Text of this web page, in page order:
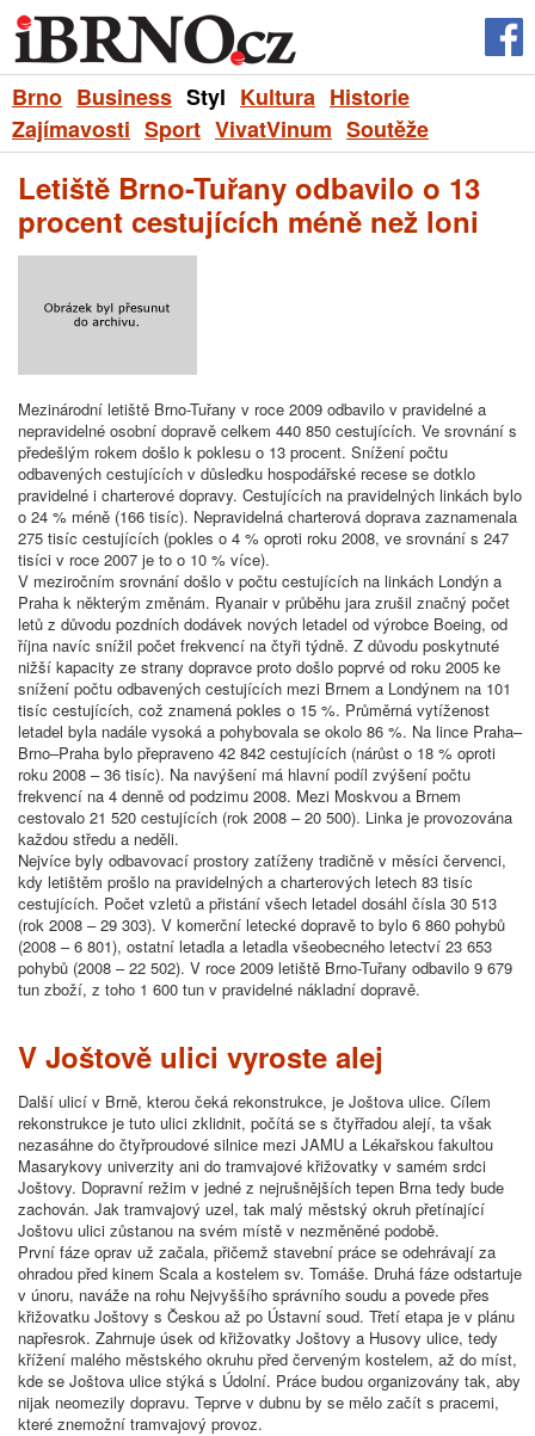
Brno Business Styl Kultura Historie
Zajímavosti Sport VivatVinum Soutěže
Letiště Brno-Tuřany odbavilo o 13
procent cestujících méně než loni
Mezinárodní letiště Brno-Tuřany v roce 2009 odbavilo v pravidelné a
nepravidelné osobní dopravě celkem 440 850 cestujících. Ve srovnání s
předešlým rokem došlo k poklesu o 13 procent. Snížení počtu
odbavených cestujících v důsledku hospodářské recese se dotklo
pravidelné i charterové dopravy. Cestujících na pravidelných linkách bylo
o 24 % méně (166 tisíc). Nepravidelná charterová doprava zaznamenala
275 tisíc cestujících (pokles o 4 % oproti roku 2008, ve srovnání s 247
tisíci v roce 2007 je to o 10 % více).
V meziročním srovnání došlo v počtu cestujících na linkách Londýn a
Praha k některým změnám. Ryanair v průběhu jara zrušil značný počet
letů z důvodu pozdních dodávek nových letadel od výrobce Boeing, od
října navíc snížil počet frekvencí na čtyři týdně. Z důvodu poskytnuté
nižší kapacity ze strany dopravce proto došlo poprvé od roku 2005 ke
snížení počtu odbavených cestujících mezi Brnem a Londýnem na 101
tisíc cestujících, což znamená pokles o 15 %. Průměrná vytíženost
letadel byla nadále vysoká a pohybovala se okolo 86 %. Na lince Praha–
Brno–Praha bylo přepraveno 42 842 cestujících (nárůst o 18 % oproti
roku 2008 – 36 tisíc). Na navýšení má hlavní podíl zvýšení počtu
frekvencí na 4 denně od podzimu 2008. Mezi Moskvou a Brnem
cestovalo 21 520 cestujících (rok 2008 – 20 500). Linka je provozována
každou středu a neděli.
Nejvíce byly odbavovací prostory zatíženy tradičně v měsíci červenci,
kdy letištěm prošlo na pravidelných a charterových letech 83 tisíc
cestujících. Počet vzletů a přistání všech letadel dosáhl čísla 30 513
(rok 2008 – 29 303). V komerční letecké dopravě to bylo 6 860 pohybů
(2008 – 6 801), ostatní letadla a letadla všeobecného letectví 23 653
pohybů (2008 – 22 502). V roce 2009 letiště Brno-Tuřany odbavilo 9 679
tun zboží, z toho 1 600 tun v pravidelné nákladní dopravě.
V Joštově ulici vyroste alej
Další ulicí v Brně, kterou čeká rekonstrukce, je Joštova ulice. Cílem
rekonstrukce je tuto ulici zklidnit, počítá se s čtyřřadou alejí, ta však
nezasáhne do čtyřproudové silnice mezi JAMU a Lékařskou fakultou
Masarykovy univerzity ani do tramvajové křižovatky v samém srdci
Joštovy. Dopravní režim v jedné z nejrušnějších tepen Brna tedy bude
zachován. Jak tramvajový uzel, tak malý městský okruh přetínající
Joštovu ulici zůstanou na svém místě v nezměněné podobě.
První fáze oprav už začala, přičemž stavební práce se odehrávají za
ohradou před kinem Scala a kostelem sv. Tomáše. Druhá fáze odstartuje
v únoru, naváže na rohu Nejvyššího správního soudu a povede přes
křižovatku Joštovy s Českou až po Ústavní soud. Třetí etapa je v plánu
napřesrok. Zahrnuje úsek od křižovatky Joštovy a Husovy ulice, tedy
křížení malého městského okruhu před červeným kostelem, až do míst,
kde se Joštova ulice stýká s Údolní. Práce budou organizovány tak, aby
nijak neomezily dopravu. Teprve v dubnu by se mělo začít s pracemi,
které znemožní tramvajový provoz.